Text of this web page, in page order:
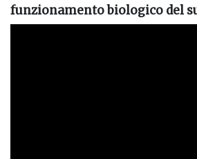
funzionamento biologico del